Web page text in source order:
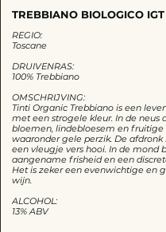
TREBBIANO BIOLOGICO
REGIO:
Toscane
DRUIVENRAS:
100% Trebbiano
OMSCHRIJVING:
Tinti Organic Trebbiano is een
met een strogele kleur. In de neus
bloemen, lindebloesem en fruitige
waaronder gele perzik. De afdronk
een vleugje vers hooi. In de mond
aangename frisheid en een
Het is zeker een evenwichtige en
wijn.
ALCOHOL:
13% ABV